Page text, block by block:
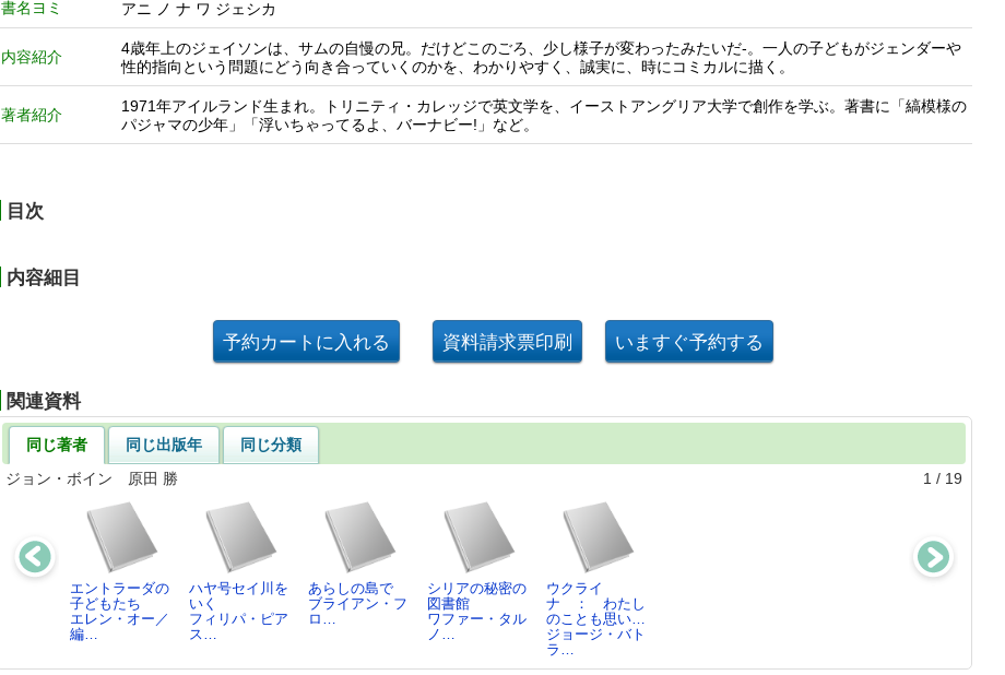
書名ヨミ アニ ノ ナ ワ ジェシカ
内容紹介
4歳年上のジェイソンは、サムの自慢の兄。だけどこのごろ、少し様子が変わったみたいだ-。一人の子どもがジェンダーや
性的指向という問題にどう向き合っていくのかを、わかりやすく、誠実に、時にコミカルに描く。
著者紹介
1971年アイルランド生まれ。トリニティ・カレッジで英文学を、イーストアングリア大学で創作を学ぶ。著書に「縞模様の
パジャマの少年」「浮いちゃってるよ、バーナビー!」など。
目次
内容細目
関連資料
同じ著者 同じ出版年
同じ分類
ジョン・ボイン 原田 勝
1 / 19
エントラーダの
子どもたち
エレン・オー／
編…
ハヤ号セイ川を
いく
フィリパ・ピア
ス…
あらしの島で
ブライアン・フ
ロ…
シリアの秘密の
図書館
ワファー・タル
ノ…
ウクライ
ナ ： わたし
のことも思い…
ジョージ・バト
ラ…